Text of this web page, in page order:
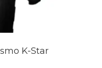
K-Star